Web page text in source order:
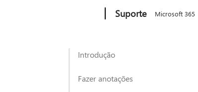
Suporte Microsoft 365
Introdução
Fazer anotações